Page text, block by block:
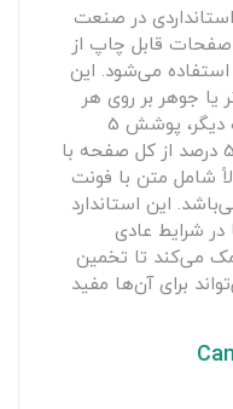
چاپ، استانداردی در صنعت
صفحات قابل چاپ از
استفاده می‌شود. این
جوهر بر روی هر
صفحه چاپ شده است. به عبارت دیگر، پوشش 5
درصدی به این معناست که تنها 5 درصد از کل صفحه با
شامل متن با فونت
این استاندارد
در شرایط عادی
می‌کند تا تخمین
برای آن‌ها مفید